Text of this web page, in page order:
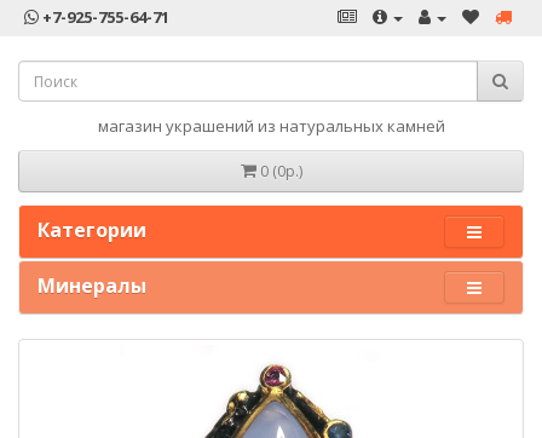
+7-925-755-64-71
магазин украшений из натуральных камней
0 (0р.)
Категории
Минералы